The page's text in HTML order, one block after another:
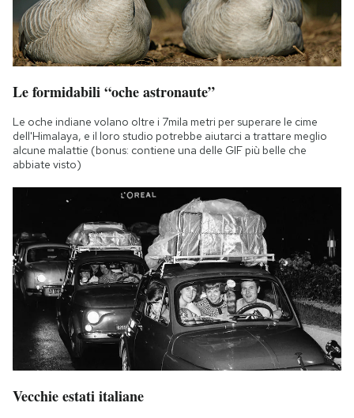
Le formidabili “oche astronaute”
Le oche indiane volano oltre i 7mila metri per superare le cime
dell'Himalaya, e il loro studio potrebbe aiutarci a trattare meglio
alcune malattie (bonus: contiene una delle GIF più belle che
abbiate visto)
Vecchie estati italiane